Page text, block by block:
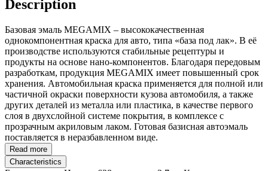
Description
Базовая эмаль MEGAMIX – высококачественная
однокомпонентная краска для авто, типа «база под лак». В её
производстве используются стабильные рецептуры и
продукты на основе нано-компонентов. Благодаря передовым
разработкам, продукция MEGAMIX имеет повышенный срок
хранения. Автомобильная краска применяется для полной или
частичной окраски поверхности кузова автомобиля, а также
других деталей из металла или пластика, в качестве первого
слоя в двухслойной системе покрытия, в комплексе с
прозрачным акриловым лаком. Готовая базисная автоэмаль
поставляется в неразбавленном виде.
Read more
Characteristics